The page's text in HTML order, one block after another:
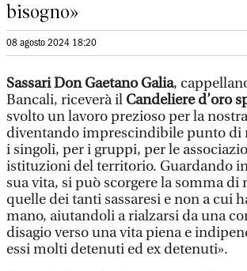
bisogno»
08 agosto 2024 18:20
Sassari Don Gaetano Galia,
Bancali, riceverà il Candeliere d’oro
svolto un lavoro prezioso per la
diventando imprescindibile punto di
i singoli, per i gruppi, per le
istituzioni del territorio. Guardando
sua vita, si può scorgere la somma di
quelle dei tanti sassaresi e non a cui
mano, aiutandoli a rialzarsi da una
disagio verso una vita piena e
essi molti detenuti ed ex detenuti».